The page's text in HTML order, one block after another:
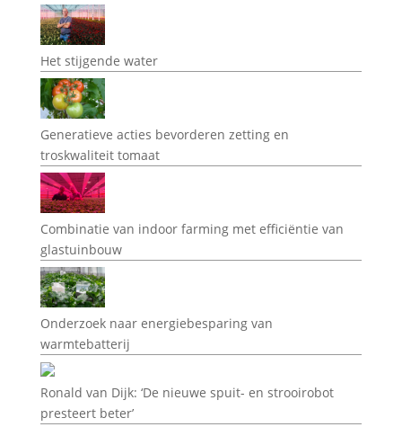
Het stijgende water
Generatieve acties bevorderen zetting en
troskwaliteit tomaat
Combinatie van indoor farming met efficiëntie van
glastuinbouw
Onderzoek naar energiebesparing van
warmtebatterij
Ronald van Dijk: ‘De nieuwe spuit- en strooirobot
presteert beter’